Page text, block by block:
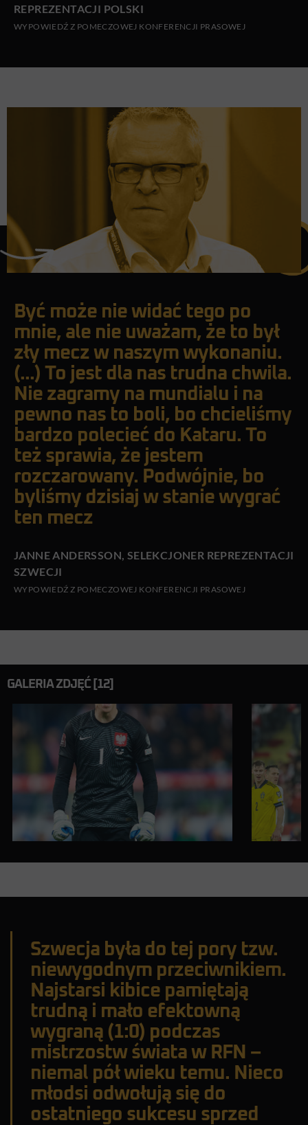
REPREZENTACJI POLSKI
WYPOWIEDŹ Z POMECZOWEJ KONFERENCJI PRASOWEJ
Być może nie widać tego po
mnie, ale nie uważam, że to był
zły mecz w naszym wykonaniu.
(...) To jest dla nas trudna chwila.
Nie zagramy na mundialu i na
pewno nas to boli, bo chcieliśmy
bardzo polecieć do Kataru. To
też sprawia, że jestem
rozczarowany. Podwójnie, bo
byliśmy dzisiaj w stanie wygrać
ten mecz
JANNE ANDERSSON, SELEKCJONER REPREZENTACJI
SZWECJI
WYPOWIEDŹ Z POMECZOWEJ KONFERENCJI PRASOWEJ
GALERIA ZDJĘĆ [12]
Szwecja była do tej pory tzw.
niewygodnym przeciwnikiem.
Najstarsi kibice pamiętają
trudną i mało efektowną
wygraną (1:0) podczas
mistrzostw świata w RFN –
niemal pół wieku temu. Nieco
młodsi odwołują się do
ostatniego sukcesu sprzed